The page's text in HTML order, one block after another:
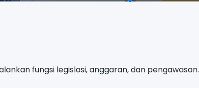
fungsi legislasi, anggaran, dan pengawasan.